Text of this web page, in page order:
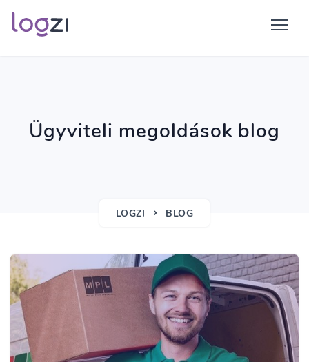
Ügyviteli megoldások blog
LOGZI BLOG